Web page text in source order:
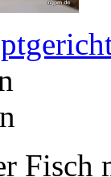
Fisch